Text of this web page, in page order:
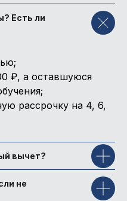
Есть ли
₽, а оставшуюся
рассрочку на 4, 6,
вычет?
не